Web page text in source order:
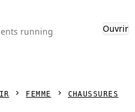
running Ouvrir
FEMME CHAUSSURES